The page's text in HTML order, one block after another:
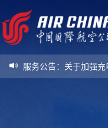
服务公告： 关于加强